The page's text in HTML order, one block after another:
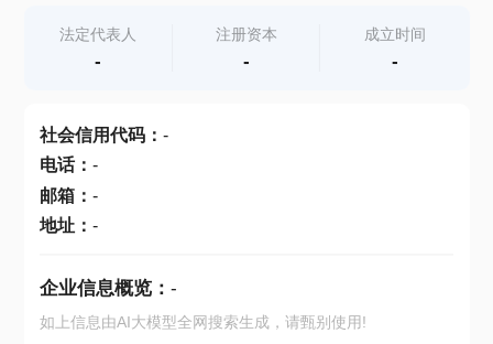
查产地
法定代表人
-
注册资本
-
成立时间
-
社会信用代码： -
电话： -
邮箱： -
地址： -
企业信息概览： -
如上信息由AI大模型全网搜索生成，请甄别使用!